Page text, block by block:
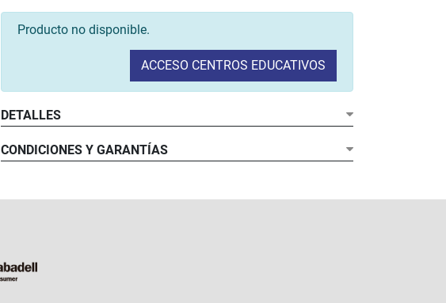
Producto no disponible.
ACCESO CENTROS EDUCATIVOS
DETALLES
Procesador:
Memoria:
Duración de batería:
CONDICIONES Y GARANTÍAS